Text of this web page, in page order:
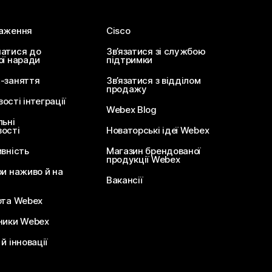
до
наради
заняття
інтеграції
наживо й на
Webex
Webex
інновації
Cisco
Зв’язатися зі службою
підтримки
Зв’язатися з відділом
продажу
Webex Blog
Новаторські ідеї Webex
Магазин брендованої
продукції Webex
Вакансії